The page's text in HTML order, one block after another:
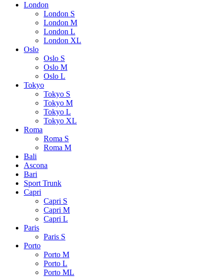
London
London S
London M
London L
London XL
Oslo
Oslo S
Oslo M
Oslo L
Tokyo
Tokyo S
Tokyo M
Tokyo L
Tokyo XL
Roma
Roma S
Roma M
Bali
Ascona
Bari
Sport Trunk
Capri
Capri S
Capri M
Capri L
Paris
Paris S
Porto
Porto M
Porto L
Porto ML